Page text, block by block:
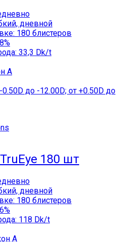
дневной
180 блистеров
33,3 Dk/t
А
до -12.00D; от +0.50D до
180 шт
дневной
180 блистеров
118 Dk/t
А